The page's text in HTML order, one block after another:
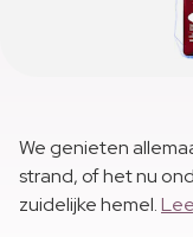
We genieten
strand, of het nu
zuidelijke hemel.